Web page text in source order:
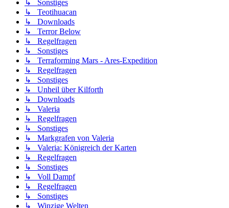
↳ Sonstiges
↳ Teotihuacan
↳ Downloads
↳ Terror Below
↳ Regelfragen
↳ Sonstiges
↳ Terraforming Mars - Ares-Expedition
↳ Regelfragen
↳ Sonstiges
↳ Unheil über Kilforth
↳ Downloads
↳ Valeria
↳ Regelfragen
↳ Sonstiges
↳ Markgrafen von Valeria
↳ Valeria: Königreich der Karten
↳ Regelfragen
↳ Sonstiges
↳ Voll Dampf
↳ Regelfragen
↳ Sonstiges
↳ Winzige Welten